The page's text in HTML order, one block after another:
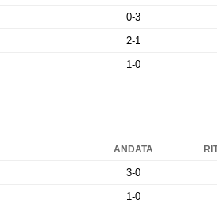
0-3
2-1
1-0
ANDATA
3-0
1-0